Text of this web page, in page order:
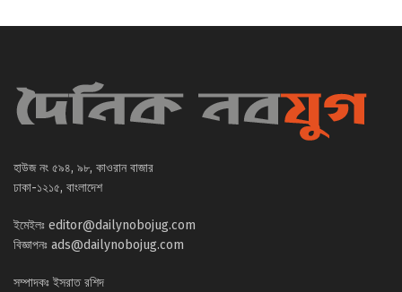
হাউজ নং ৫৯৪, ৯৮, কাওরান বাজার
ঢাকা-১২১৫, বাংলাদেশ
ইমেইলঃ editor@dailynobojug.com
বিজ্ঞাপনঃ ads@dailynobojug.com
সম্পাদকঃ ইসরাত রশিদ